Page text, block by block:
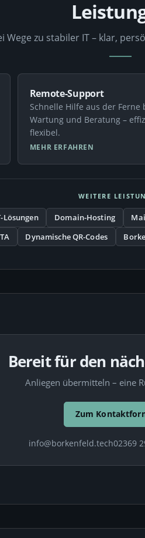
Wege zu stabiler IT – klar,
Remote-Support
Schnelle Hilfe aus der Ferne
Wartung und Beratung –
flexibel.
MEHR ERFAHREN
WEITERE
Lösungen Domain-Hosting
Dynamische QR-Codes
Bereit für den
Anliegen übermitteln – eine
Zum
info@borkenfeld.tech02369